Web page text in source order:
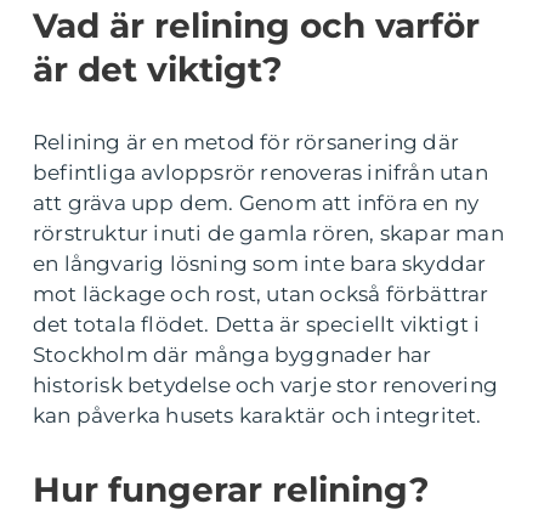
Vad är relining och varför
är det viktigt?
Relining är en metod för rörsanering där
befintliga avloppsrör renoveras inifrån utan
att gräva upp dem. Genom att införa en ny
rörstruktur inuti de gamla rören, skapar man
en långvarig lösning som inte bara skyddar
mot läckage och rost, utan också förbättrar
det totala flödet. Detta är speciellt viktigt i
Stockholm där många byggnader har
historisk betydelse och varje stor renovering
kan påverka husets karaktär och integritet.
Hur fungerar relining?